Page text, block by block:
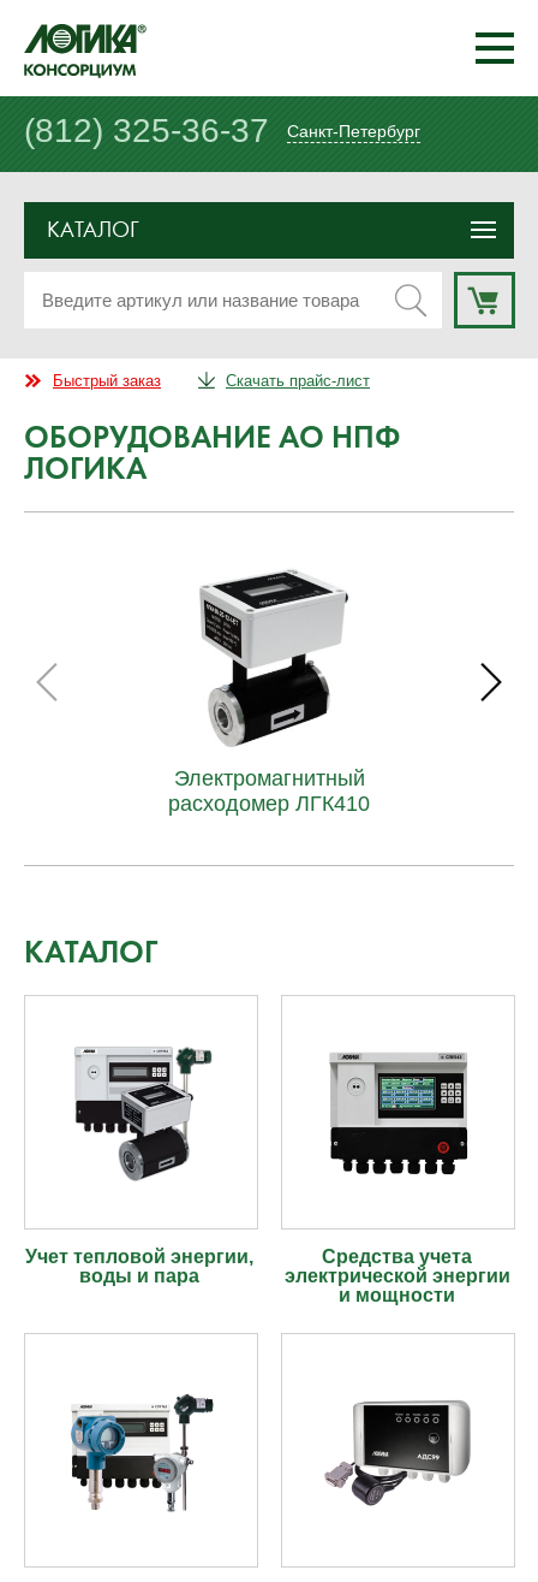
(812) 325-36-37 Санкт-Петербург
КАТАЛОГ
Быстрый заказ Скачать прайс-лист
ОБОРУДОВАНИЕ АО НПФ
ЛОГИКА
Электромагнитный
расходомер ЛГК410
КАТАЛОГ
Учет тепловой энергии,
воды и пара
Средства учета
электрической энергии
и мощности